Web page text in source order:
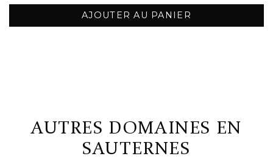
AJOUTER AU PANIER
AUTRES DOMAINES EN
SAUTERNES